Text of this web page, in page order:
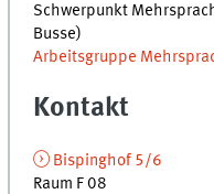
Schwerpunkt
Busse)
Arbeitsgruppe
Kontakt
Bispinghof 5/6
Raum F 08